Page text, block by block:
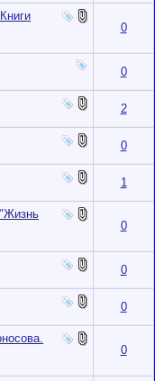
0
0
2
0
1
"Жизнь
0
0
0
0